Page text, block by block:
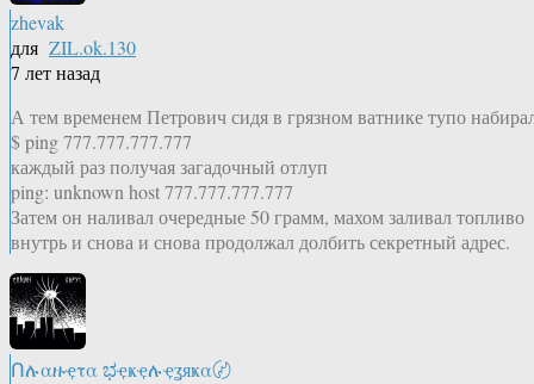
zhevak
для ZIL.ok.130
7 лет назад
А тем временем Петрович сидя в грязном ватнике тупо
$ ping 777.777.777.777
каждый раз получая загадочный отлуп
ping: unknown host 777.777.777.777
Затем он наливал очередные 50 грамм, махом заливал топливо
внутрь и снова и снова продолжал долбить секретный адрес.
Ոሉαዙҿτα ಭҿҝҿሉҿʓяҝα〄